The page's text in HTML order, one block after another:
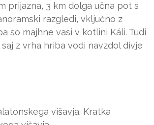
prijazna, 3 km dolga učna pot s
razgledi, vključno z
so majhne vasi v kotlini Káli. Tudi
z vrha hriba vodi navzdol divje
višavja. Kratka